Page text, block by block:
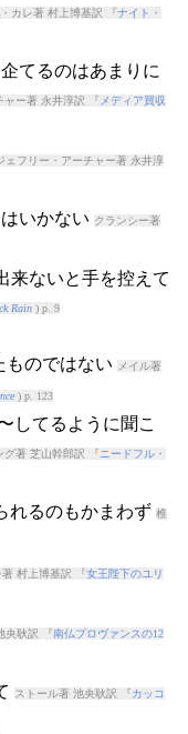
カレ著 村上博基訳 『ナイト・
てるのはあまりに
ャー著 永井淳訳 『 メディア買収
ェフリー・アーチャー著 永井淳
いかない クランシー著
来ないと手を控えて
Rain) p. 9
ものではない メイル著
) p. 123
してるように聞こ
グ著 芝山幹郎訳 『 ニードフル・
れるのもかまわず 椎
村上博基訳 『女王陛下のユリ
央耿訳 『南仏プロヴァンスの12
ストール著 池央耿訳 『 カッコ